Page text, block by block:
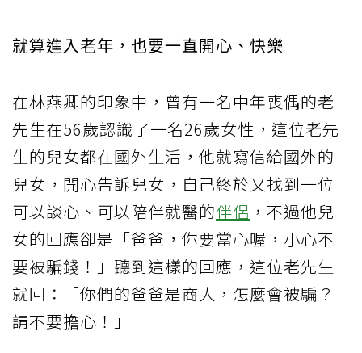
就算進入老年，也要一直開心、快樂
在林燕卿的印象中，曾有一名中年喪偶的老
先生在56歲認識了一名26歲女性，這位老先
生的兒女都在國外生活，他就寫信給國外的
兒女，開心告訴兒女，自己終於又找到一位
可以談心、可以陪伴就醫的伴侶 ，不過他兒
女的回應卻是「爸爸，你要當心喔，小心不
要被騙錢！」聽到這樣的回應，這位老先生
就回：「你們的爸爸是商人，怎麼會被騙？
請不要擔心！」